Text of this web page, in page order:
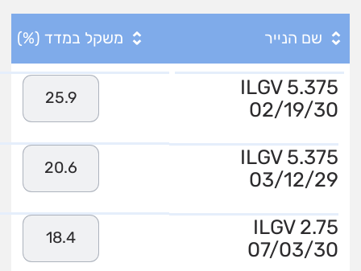
שם הנייר משקל במדד (%)
ILGV 5.375
02/19/30
25.9
ILGV 5.375
03/12/29
20.6
ILGV 2.75
07/03/30
18.4